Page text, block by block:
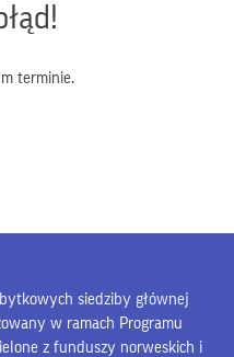
terminie.
siedziby głównej
w ramach Programu
z funduszy norweskich i